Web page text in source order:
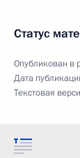
Статус
Опубликован в
Дата
Текстовая